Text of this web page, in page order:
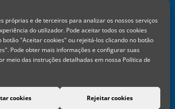
próprias e de terceiros para analizar os nossos serviços
do utilizador. Pode aceitar todos os cookies
botão "Aceitar cookies" ou rejeitá-los clicando no botão
Pode obter mais informações e configurar suas
meio das instruções detalhadas em nossa Política de
cookies Rejeitar cookies